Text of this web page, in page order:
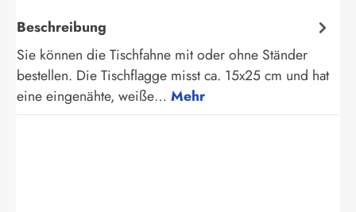
Beschreibung
Sie können die Tischfahne mit oder ohne Ständer
bestellen. Die Tischflagge misst ca. 15x25 cm und hat
eine eingenähte, weiße… Mehr